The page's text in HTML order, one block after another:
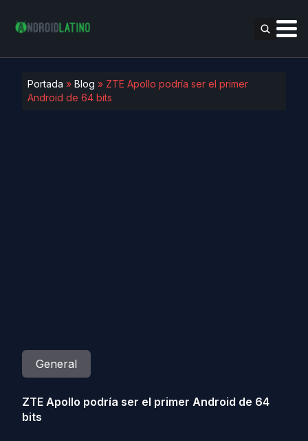
Portada » Blog » ZTE Apollo podría ser el primer
Android de 64 bits
General
ZTE Apollo podría ser el primer Android de 64
bits